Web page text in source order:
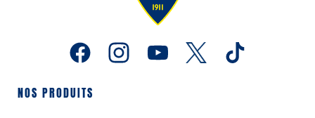
NOS PRODUITS